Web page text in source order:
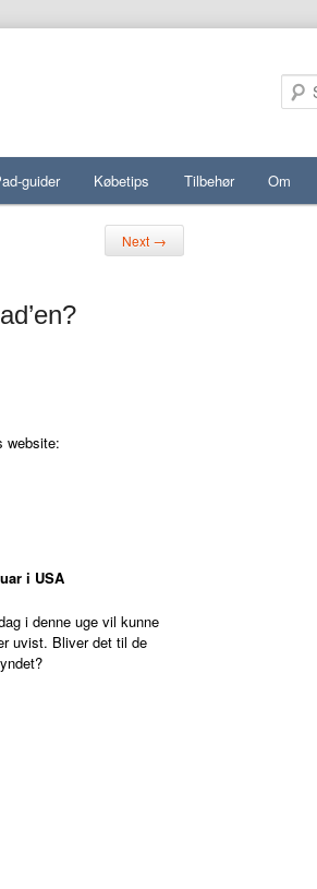
guider Købetips Tilbehør Om
Next →
website:
i USA
i denne uge vil kunne
uvist. Bliver det til de